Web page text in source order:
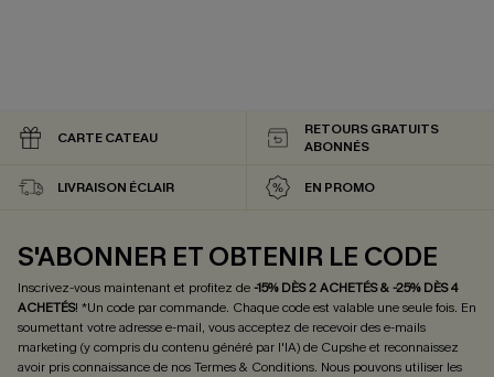
CARTE CATEAU
RETOURS GRATUITS
ABONNÉS
LIVRAISON ÉCLAIR EN PROMO
S'ABONNER ET OBTENIR LE CODE
Inscrivez-vous maintenant et profitez de-15% DÈS 2 ACHETÉS & -25% DÈS 4
ACHETÉS! *Un code par commande. Chaque code est valable une seule fois. En
soumettant votre adresse e-mail, vous acceptez de recevoir des e-mails
marketing (y compris du contenu généré par l'IA) de Cupshe et reconnaissez
avoir pris connaissance de nosTermes & Conditions. Nous pouvons utiliser les